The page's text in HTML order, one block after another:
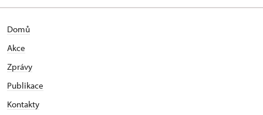
Domů
Akce
Zprávy
Publikace
Kontakty